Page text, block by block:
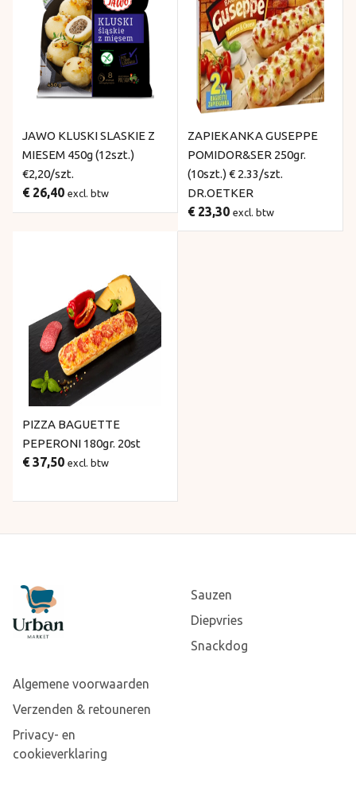
JAWO KLUSKI SLASKIE Z
MIESEM 450g (12szt.)
€2,20/szt.
€ 26,40 excl. btw
ZAPIEKANKA GUSEPPE
POMIDOR&SER 250gr.
(10szt.) € 2.33/szt.
DR.OETKER
€ 23,30 excl. btw
PIZZA BAGUETTE
PEPERONI 180gr. 20st
€ 37,50 excl. btw
Sauzen
Diepvries
Snackdog
Algemene voorwaarden
Verzenden & retouneren
Privacy- en
cookieverklaring